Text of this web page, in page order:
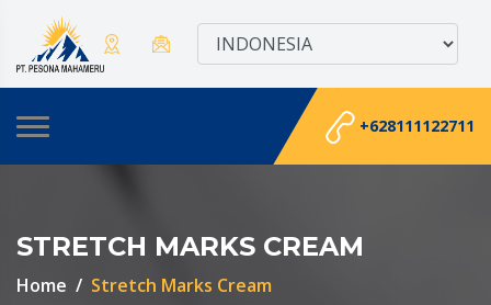
+628111122711
STRETCH MARKS CREAM
Home Stretch Marks Cream